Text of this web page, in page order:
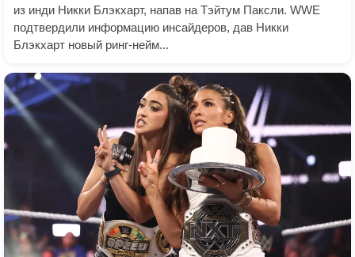
из инди Никки Блэкхарт, напав на Тэйтум Паксли. WWE
подтвердили информацию инсайдеров, дав Никки
Блэкхарт новый ринг-нейм...